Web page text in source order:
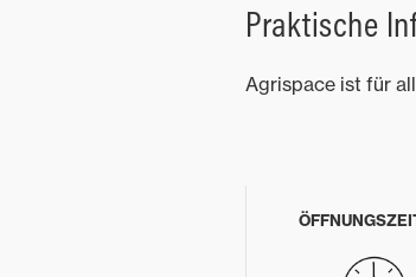
Praktische
Agrispace ist für